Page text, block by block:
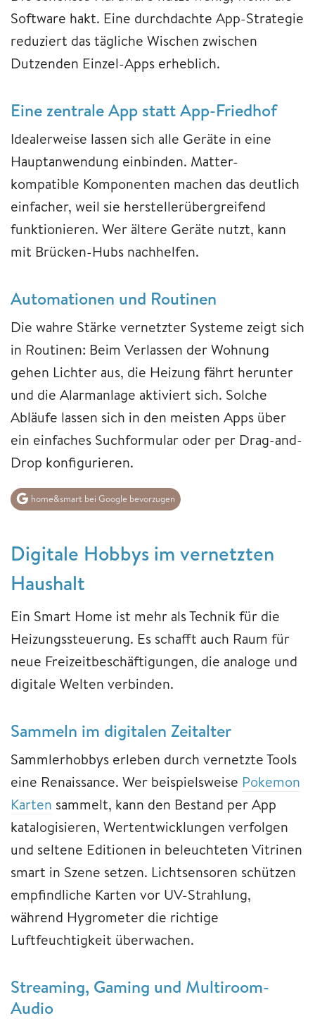
Software hakt. Eine durchdachte App-Strategie
reduziert das tägliche Wischen zwischen
Dutzenden Einzel-Apps erheblich.
Eine zentrale App statt App-Friedhof
Idealerweise lassen sich alle Geräte in eine
Hauptanwendung einbinden. Matter-
kompatible Komponenten machen das deutlich
einfacher, weil sie herstellerübergreifend
funktionieren. Wer ältere Geräte nutzt, kann
mit Brücken-Hubs nachhelfen.
Automationen und Routinen
Die wahre Stärke vernetzter Systeme zeigt sich
in Routinen: Beim Verlassen der Wohnung
gehen Lichter aus, die Heizung fährt herunter
und die Alarmanlage aktiviert sich. Solche
Abläufe lassen sich in den meisten Apps über
ein einfaches Suchformular oder per Drag-and-
Drop konfigurieren.
home&smart bei Google bevorzugen
Digitale Hobbys im vernetzten
Haushalt
Ein Smart Home ist mehr als Technik für die
Heizungssteuerung. Es schafft auch Raum für
neue Freizeitbeschäftigungen, die analoge und
digitale Welten verbinden.
Sammeln im digitalen Zeitalter
Sammlerhobbys erleben durch vernetzte Tools
eine Renaissance. Wer beispielsweise Pokemon
Karten sammelt, kann den Bestand per App
katalogisieren, Wertentwicklungen verfolgen
und seltene Editionen in beleuchteten Vitrinen
smart in Szene setzen. Lichtsensoren schützen
empfindliche Karten vor UV-Strahlung,
während Hygrometer die richtige
Luftfeuchtigkeit überwachen.
Streaming, Gaming und Multiroom-
Audio